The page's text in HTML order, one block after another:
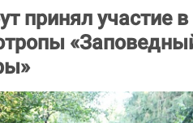
принял участие